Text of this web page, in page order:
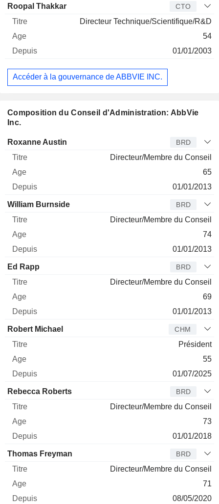
Roopal Thakkar CTO
Directeur Technique/Scientifique/R&D
54
01/01/2003
Accéder à la gouvernance de ABBVIE INC.
Composition du Conseil d'Administration: AbbVie
Inc.
Administrateur Titre
Roxanne Austin BRD
Directeur/Membre du Conseil
65
01/01/2013
William Burnside BRD
Directeur/Membre du Conseil
74
01/01/2013
Ed Rapp BRD
Directeur/Membre du Conseil
69
01/01/2013
Robert Michael CHM
Président
55
01/07/2025
Rebecca Roberts BRD
Directeur/Membre du Conseil
73
01/01/2018
Thomas Freyman BRD
Directeur/Membre du Conseil
71
08/05/2020